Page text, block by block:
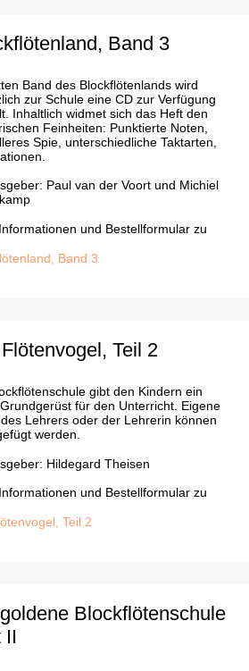
Band 3
Band des Blockflötenlands wird
zur Schule eine CD zur Verfügung
Inhaltlich widmet sich das Heft den
Feinheiten: Punktierte Noten,
Spie, unterschiedliche Taktarten,
Paul van der Voort und Michiel
und Bestellformular zu
Band 3
Teil 2
gibt den Kindern ein
für den Unterricht. Eigene
Lehrers oder der Lehrerin können
werden.
Hildegard Theisen
und Bestellformular zu
Teil 2
Blockflötenschule
II